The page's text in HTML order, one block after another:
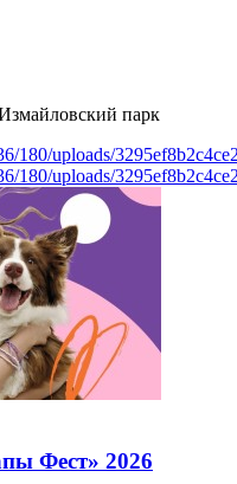
парк
180/uploads/
180/uploads/
Фест» 2026